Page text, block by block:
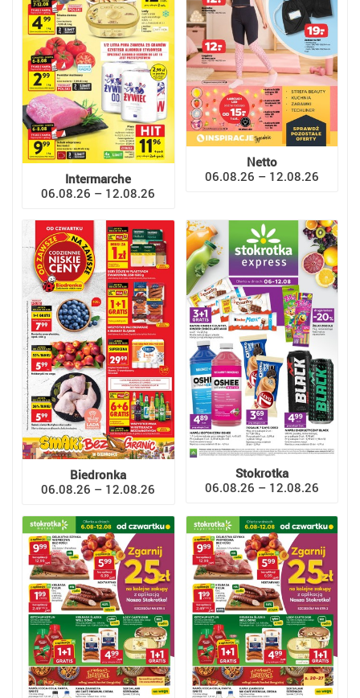
Intermarche
06.08.26 – 12.08.26
Netto
06.08.26 – 12.08.26
Biedronka
06.08.26 – 12.08.26
Stokrotka
06.08.26 – 12.08.26